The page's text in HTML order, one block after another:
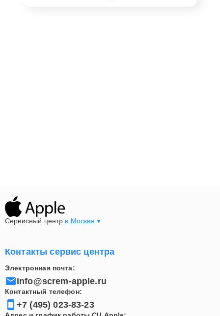
Сервисный центр в Москве
Контакты сервис центра
Электронная почта:
info@screm-apple.ru
Контактный телефон:
+7 (495) 023-83-23